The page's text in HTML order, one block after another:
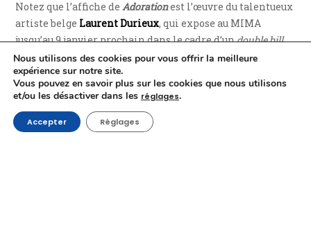
Notez que l’affiche deAdorationest l’œuvre du talentueux
artiste belge Laurent Durieux, qui expose au MIMA
jusqu’au 9 janvier prochain dans le cadre d’undouble bill.
Ce dernier comprend, outre « Drama, the art of Laurent
Durieux », l’expo « The ABC of Porn Cinema », consacrée
quant à elle aucinéma ABC, dernier cinéma porno de
Nous utilisons des cookies pour vous offrir la meilleure
expérience sur notre site.
Vous pouvez en savoir plus sur les cookies que nous utilisons
et/ou les désactiver dans les réglages.
Accepter Réglages